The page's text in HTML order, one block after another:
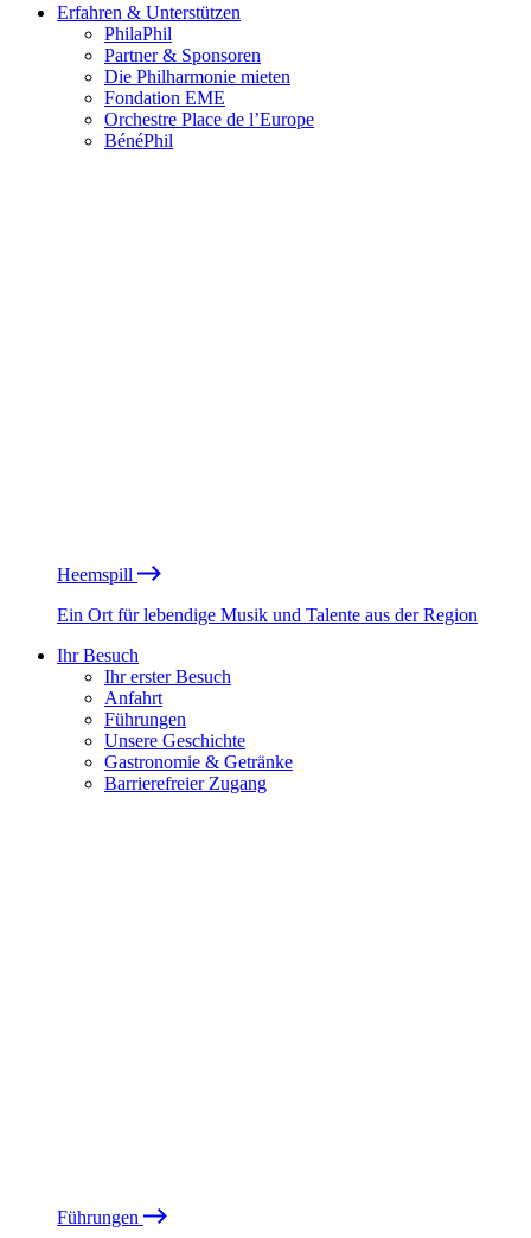
Erfahren & Unterstützen
PhilaPhil
Partner & Sponsoren
Die Philharmonie mieten
Fondation EME
Orchestre Place de l’Europe
BénéPhil
Heemspill
Ein Ort für lebendige Musik und Talente aus der Region
Ihr Besuch
Ihr erster Besuch
Anfahrt
Führungen
Unsere Geschichte
Gastronomie & Getränke
Barrierefreier Zugang
Führungen